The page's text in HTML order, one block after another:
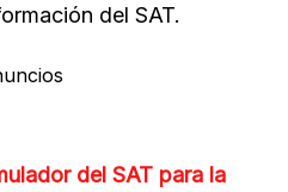
del SAT.
del SAT para la